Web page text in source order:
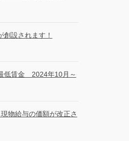
創設されます！
低賃金 2024年10月～
物給与の価額が改正さ